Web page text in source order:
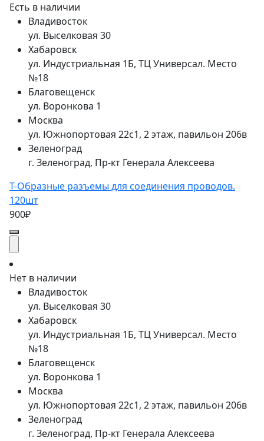
Есть в наличии
Владивосток
ул. Выселковая 30
Хабаровск
ул. Индустриальная 1Б, ТЦ Универсал. Место
№18
Благовещенск
ул. Воронкова 1
Москва
ул. Южнопортовая 22с1, 2 этаж, павильон 206в
Зеленоград
г. Зеленоград, Пр-кт Генерала Алексеева
Т-Образные разъемы для соединения проводов.
120шт
900₽
Нет в наличии
Владивосток
ул. Выселковая 30
Хабаровск
ул. Индустриальная 1Б, ТЦ Универсал. Место
№18
Благовещенск
ул. Воронкова 1
Москва
ул. Южнопортовая 22с1, 2 этаж, павильон 206в
Зеленоград
г. Зеленоград, Пр-кт Генерала Алексеева